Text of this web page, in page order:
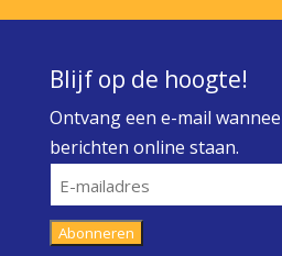
Blijf op de hoogte!
Ontvang een e-mail
berichten online staan.
E-
mailadres
Abonneren